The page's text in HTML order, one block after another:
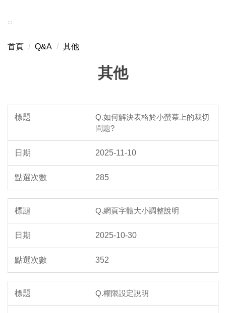
:::
首頁 Q&A 其他
其他
Q.如何解決表格於小螢幕上的裁切
問題?
2025-11-10
285
Q.網頁字體大小調整說明
2025-10-30
352
Q.權限設定說明